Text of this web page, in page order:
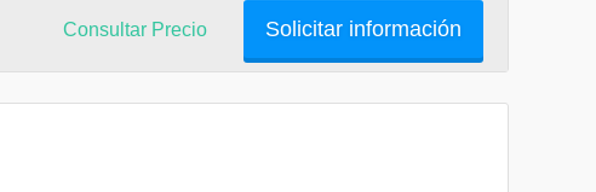
Solicitar información
Consultar Precio